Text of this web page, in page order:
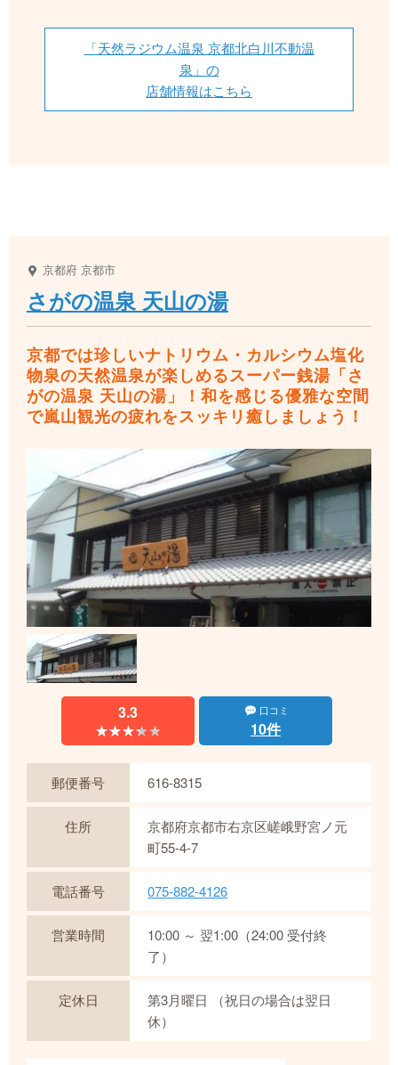
「天然ラジウム温泉 京都北白川不動温
泉」の
店舗情報はこちら
京都府 京都市
さがの温泉 天山の湯
京都では珍しいナトリウム・カルシウム塩化
物泉の天然温泉が楽しめるスーパー銭湯「さ
がの温泉 天山の湯」！和を感じる優雅な空間
で嵐山観光の疲れをスッキリ癒しましょう！
3.3
★★★★★
★★★★★
口コミ
10件
郵便番号 616-8315
住所
京都府京都市右京区嵯峨野宮ノ元
町55-4-7
電話番号 075-882-4126
営業時間
10:00 ～ 翌1:00（24:00 受付終
了）
定休日
第3月曜日 （祝日の場合は翌日
休）